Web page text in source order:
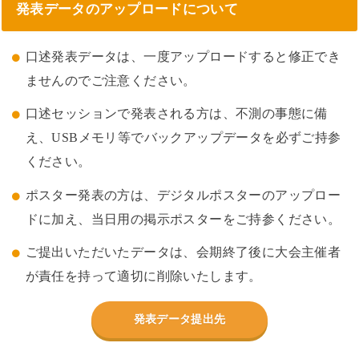
発表データのアップロードについて
口述発表データは、一度アップロードすると修正でき
ませんのでご注意ください。
口述セッションで発表される方は、不測の事態に備
え、USBメモリ等でバックアップデータを必ずご持参
ください。
ポスター発表の方は、デジタルポスターのアップロー
ドに加え、当日用の掲示ポスターをご持参ください。
ご提出いただいたデータは、会期終了後に大会主催者
が責任を持って適切に削除いたします。
発表データ提出先